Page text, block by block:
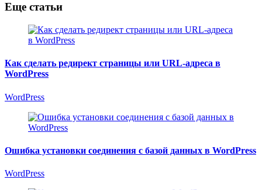
Еще статьи
Как сделать редирект страницы или URL-адреса в
WordPress
WordPress
Ошибка установки соединения с базой данных в WordPress
WordPress